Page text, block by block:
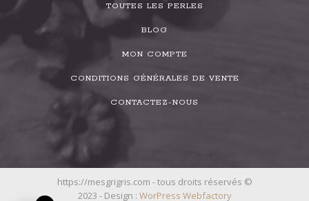
TOUTES LES PERLES
BLOG
MON COMPTE
CONDITIONS GÉNÉRALES DE VENTE
CONTACTEZ-NOUS
https://mesgrigris.com - tous droits réservés ©
2023 - Design : WorPress Webfactory